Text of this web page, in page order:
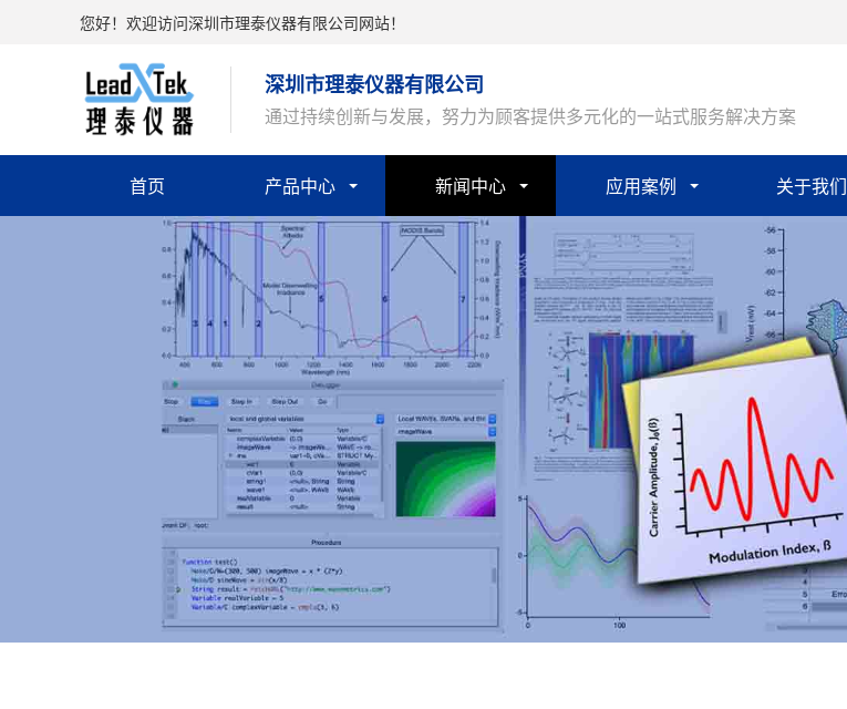
您好！欢迎访问深圳市理泰仪器有限公司网站！
深圳市理泰仪器有限公司
通过持续创新与发展，努力为顾客提供多元化的一站式服务解决方案
首页 产品中心 新闻中心 应用案例 关于我们